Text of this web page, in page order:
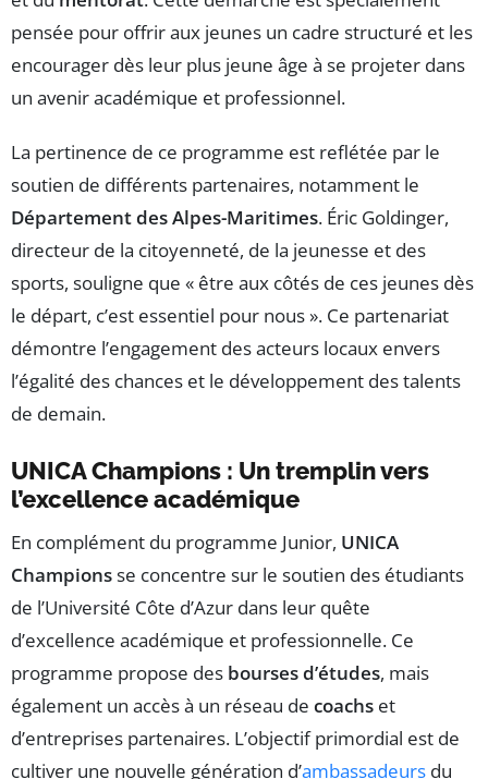
pensée pour offrir aux jeunes un cadre structuré et les
encourager dès leur plus jeune âge à se projeter dans
un avenir académique et professionnel.
La pertinence de ce programme est reflétée par le
soutien de différents partenaires, notamment le
Département des Alpes-Maritimes. Éric Goldinger,
directeur de la citoyenneté, de la jeunesse et des
sports, souligne que « être aux côtés de ces jeunes dès
le départ, c’est essentiel pour nous ». Ce partenariat
démontre l’engagement des acteurs locaux envers
l’égalité des chances et le développement des talents
de demain.
UNICA Champions : Un tremplin vers
l’excellence académique
En complément du programme Junior, UNICA
Championsse concentre sur le soutien des étudiants
de l’Université Côte d’Azur dans leur quête
d’excellence académique et professionnelle. Ce
programme propose des bourses d’études, mais
également un accès à un réseau de coachs et
d’entreprises partenaires. L’objectif primordial est de
cultiver une nouvelle génération d’ambassadeurs du